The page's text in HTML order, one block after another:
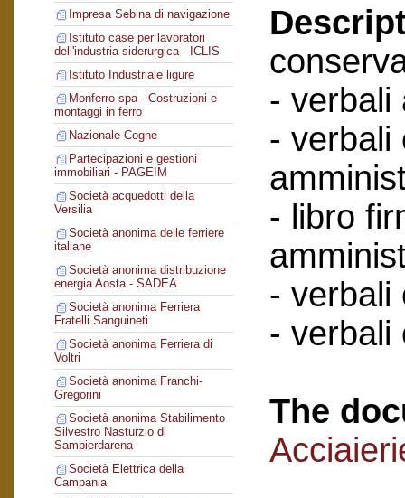
Impresa Sebina di navigazione
Istituto case per lavoratori
dell'industria siderurgica - ICLIS
Istituto Industriale ligure
Monferro spa - Costruzioni e
montaggi in ferro
Nazionale Cogne
Partecipazioni e gestioni
immobiliari - PAGEIM
Società acquedotti della
Versilia
Società anonima delle ferriere
italiane
Società anonima distribuzione
energia Aosta - SADEA
Società anonima Ferriera
Fratelli Sanguineti
Società anonima Ferriera di
Voltri
Società anonima Franchi-
Gregorini
Società anonima Stabilimento
Silvestro Nasturzio di
Sampierdarena
Società Elettrica della
Campania
- verbali
- verbali
- libro
- verbali
- verbali
The